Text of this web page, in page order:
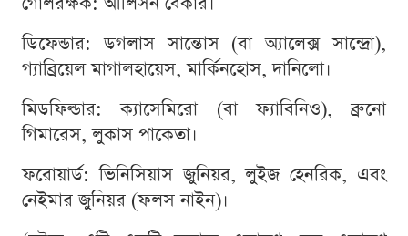
ডিফেন্ডার: ডগলাস সান্তোস (বা অ্যালেক্স সান্দ্রো),
গ্যাব্রিয়েল মাগালহায়েস, মার্কিনহোস, দানিলো।
মিডফিল্ডার: ক্যাসেমিরো (বা ফ্যাবিনিও), ব্রুনো
গিমারেস, লুকাস পাকেতা।
ফরোয়ার্ড: ভিনিসিয়াস জুনিয়র, লুইজ হেনরিক, এবং
নেইমার জুনিয়র (ফলস নাইন)।